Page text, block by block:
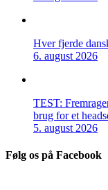
Hver fjerde
6. august 2026
TEST:
brug for et
5. august 2026
Følg os på Facebook